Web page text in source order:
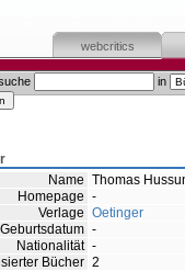
webcritics
in
Name Thomas
Homepage -
Verlage Oetinger
Geburtsdatum -
Nationalität -
Bücher 2